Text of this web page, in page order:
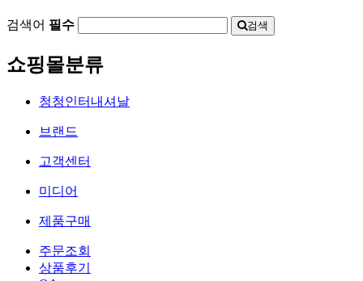
검색어 필수 검색
쇼핑몰분류
청청인터내셔날
브랜드
고객센터
미디어
제품구매
주문조회
상품후기